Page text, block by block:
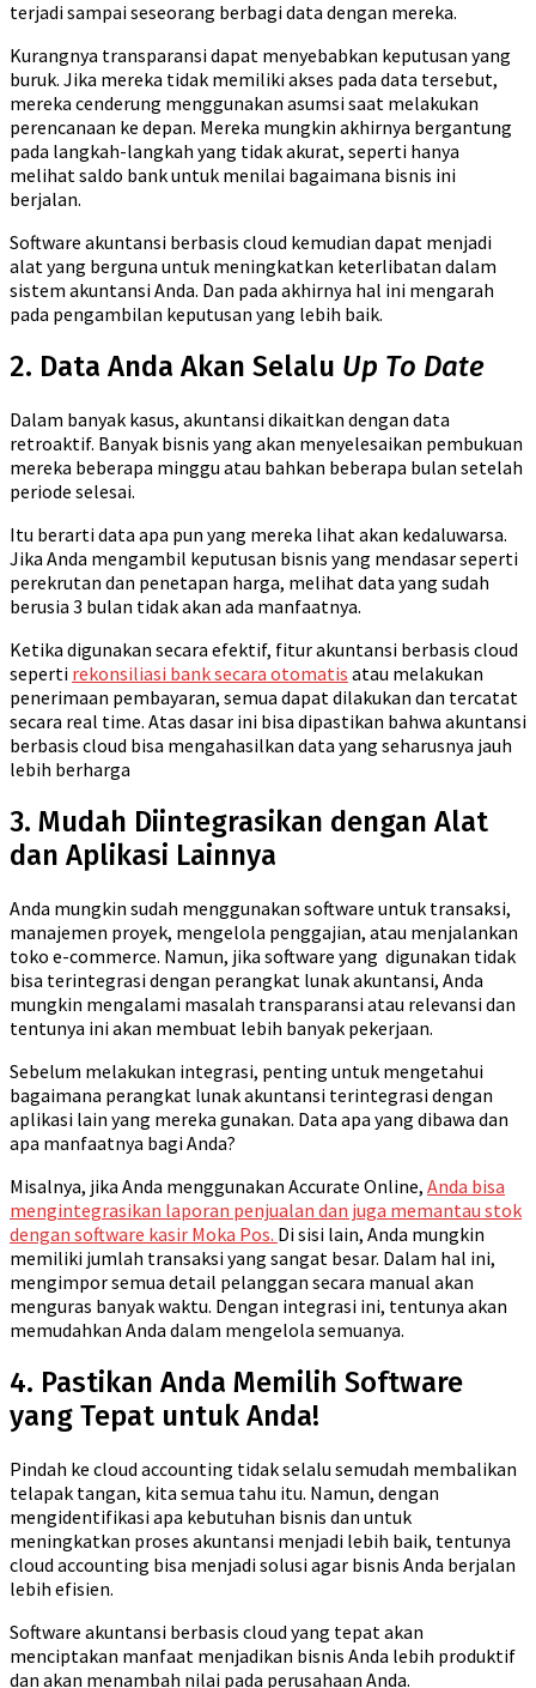
terjadi sampai seseorang berbagi data dengan mereka.
Kurangnya transparansi dapat menyebabkan keputusan yang
buruk. Jika mereka tidak memiliki akses pada data tersebut,
mereka cenderung menggunakan asumsi saat melakukan
perencanaan ke depan. Mereka mungkin akhirnya bergantung
pada langkah-langkah yang tidak akurat, seperti hanya
melihat saldo bank untuk menilai bagaimana bisnis ini
berjalan.
Software akuntansi berbasis cloud kemudian dapat menjadi
alat yang berguna untuk meningkatkan keterlibatan dalam
sistem akuntansi Anda. Dan pada akhirnya hal ini mengarah
pada pengambilan keputusan yang lebih baik.
2. Data Anda Akan Selalu Up To Date
Dalam banyak kasus, akuntansi dikaitkan dengan data
retroaktif. Banyak bisnis yang akan menyelesaikan pembukuan
mereka beberapa minggu atau bahkan beberapa bulan setelah
periode selesai.
Itu berarti data apa pun yang mereka lihat akan kedaluwarsa.
Jika Anda mengambil keputusan bisnis yang mendasar seperti
perekrutan dan penetapan harga, melihat data yang sudah
berusia 3 bulan tidak akan ada manfaatnya.
Ketika digunakan secara efektif, fitur akuntansi berbasis cloud
seperti rekonsiliasi bank secara otomatis atau melakukan
penerimaan pembayaran, semua dapat dilakukan dan tercatat
secara real time. Atas dasar ini bisa dipastikan bahwa akuntansi
berbasis cloud bisa mengahasilkan data yang seharusnya jauh
lebih berharga
3. Mudah Diintegrasikan dengan Alat
dan Aplikasi Lainnya
Anda mungkin sudah menggunakan software untuk transaksi,
manajemen proyek, mengelola penggajian, atau menjalankan
toko e-commerce. Namun, jika software yang digunakan tidak
bisa terintegrasi dengan perangkat lunak akuntansi, Anda
mungkin mengalami masalah transparansi atau relevansi dan
tentunya ini akan membuat lebih banyak pekerjaan.
Sebelum melakukan integrasi, penting untuk mengetahui
bagaimana perangkat lunak akuntansi terintegrasi dengan
aplikasi lain yang mereka gunakan. Data apa yang dibawa dan
apa manfaatnya bagi Anda?
Misalnya, jika Anda menggunakan Accurate Online, Anda bisa
mengintegrasikan laporan penjualan dan juga memantau stok
dengan software kasir Moka Pos. Di sisi lain, Anda mungkin
memiliki jumlah transaksi yang sangat besar. Dalam hal ini,
mengimpor semua detail pelanggan secara manual akan
menguras banyak waktu. Dengan integrasi ini, tentunya akan
memudahkan Anda dalam mengelola semuanya.
4. Pastikan Anda Memilih Software
yang Tepat untuk Anda!
Pindah ke cloud accounting tidak selalu semudah membalikan
telapak tangan, kita semua tahu itu. Namun, dengan
mengidentifikasi apa kebutuhan bisnis dan untuk
meningkatkan proses akuntansi menjadi lebih baik, tentunya
cloud accounting bisa menjadi solusi agar bisnis Anda berjalan
lebih efisien.
Software akuntansi berbasis cloud yang tepat akan
menciptakan manfaat menjadikan bisnis Anda lebih produktif
dan akan menambah nilai pada perusahaan Anda.